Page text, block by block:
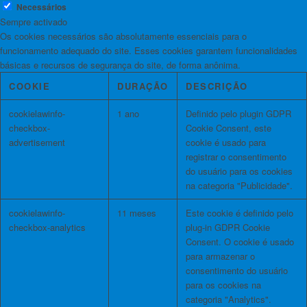
Necessários
Sempre activado
Os cookies necessários são absolutamente essenciais para o
funcionamento adequado do site. Esses cookies garantem funcionalidades
básicas e recursos de segurança do site, de forma anônima.
COOKIE
DURAÇÃO DESCRIÇÃO
cookielawinfo-
checkbox-
advertisement
1 ano
Definido pelo plugin GDPR
Cookie Consent, este
cookie é usado para
registrar o consentimento
do usuário para os cookies
na categoria "Publicidade".
cookielawinfo-
checkbox-analytics
11 meses
Este cookie é definido pelo
plug-in GDPR Cookie
Consent. O cookie é usado
para armazenar o
consentimento do usuário
para os cookies na
categoria "Analytics".